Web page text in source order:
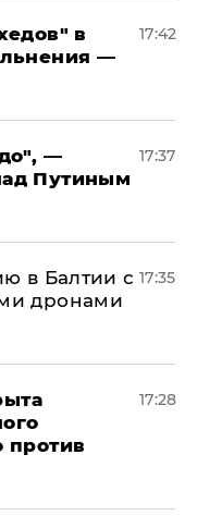
в
—
17:42
—
Путиным
17:37
в Балтии с
дронами
17:35
против
17:28